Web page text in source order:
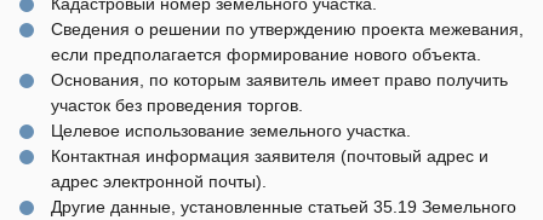
Сведения о решении по утверждению проекта межевания,
если предполагается формирование нового объекта.
Основания, по которым заявитель имеет право получить
участок без проведения торгов.
Целевое использование земельного участка.
Контактная информация заявителя (почтовый адрес и
адрес электронной почты).
Другие данные, установленные статьей 35.19 Земельного